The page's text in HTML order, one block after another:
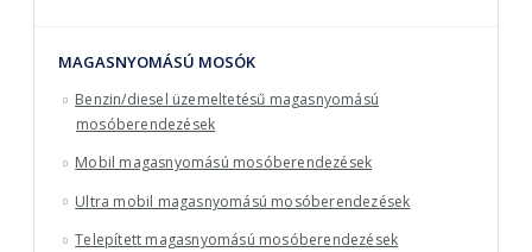
MAGASNYOMÁSÚ MOSÓK
Benzin/diesel üzemeltetésű magasnyomású
mosóberendezések
Mobil magasnyomású mosóberendezések
Ultra mobil magasnyomású mosóberendezések
Telepített magasnyomású mosóberendezések